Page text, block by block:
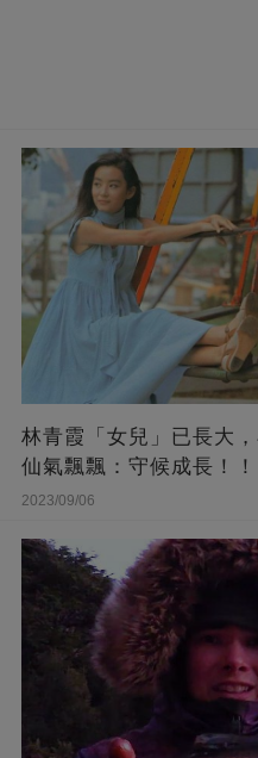
林青霞「女兒」已長大
仙氣飄飄：守候成長！！
2023/09/06